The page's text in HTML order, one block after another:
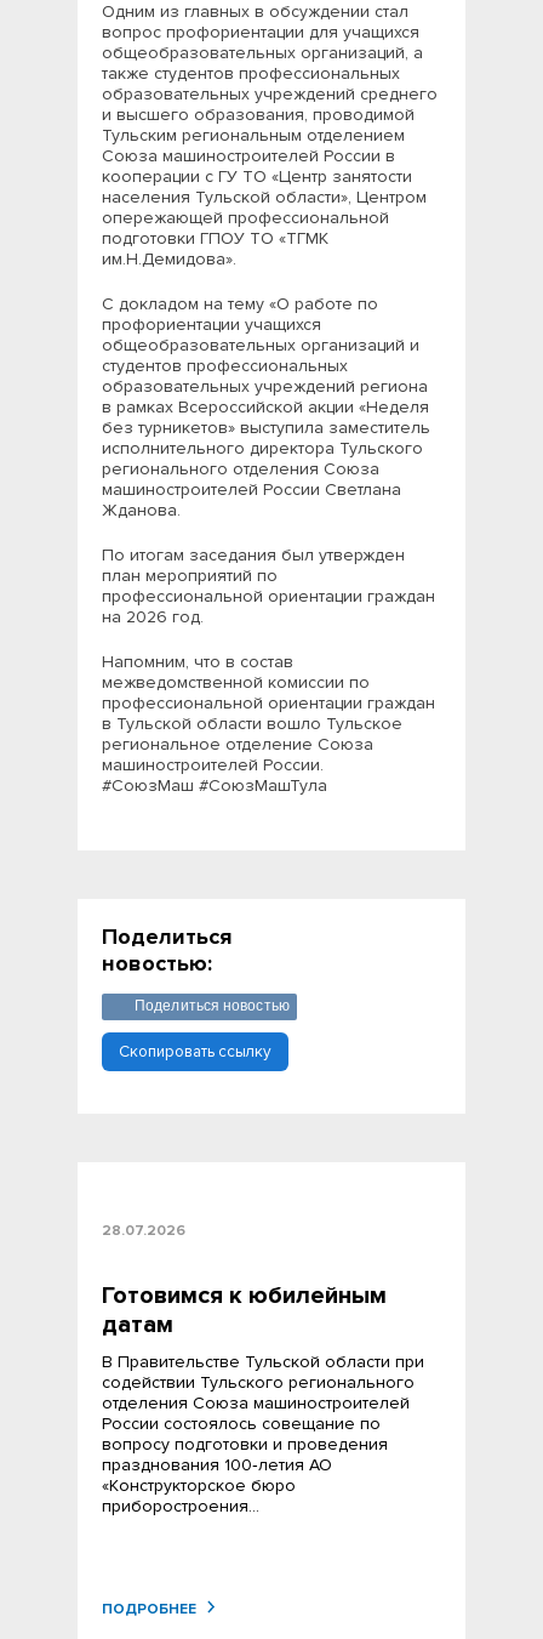
28.07.2026
Готовимся к юбилейным
датам
В Правительстве Тульской области при
содействии Тульского регионального
отделения Союза машиностроителей
России состоялось совещание по
вопросу подготовки и проведения
празднования 100‑летия АО
«Конструкторское бюро
приборостроения…
ПОДРОБНЕЕ
Одним из главных в обсуждении стал
вопрос профориентации для учащихся
общеобразовательных организаций, а
также студентов профессиональных
образовательных учреждений среднего
и высшего образования, проводимой
Тульским региональным отделением
Союза машиностроителей России в
кооперации с ГУ ТО «Центр занятости
населения Тульской области», Центром
опережающей профессиональной
подготовки ГПОУ ТО «ТГМК
им.Н.Демидова».
С докладом на тему «О работе по
профориентации учащихся
общеобразовательных организаций и
студентов профессиональных
образовательных учреждений региона
в рамках Всероссийской акции «Неделя
без турникетов» выступила заместитель
исполнительного директора Тульского
регионального отделения Союза
машиностроителей России Светлана
Жданова.
По итогам заседания был утвержден
план мероприятий по
профессиональной ориентации граждан
на 2026 год.
Напомним, что в состав
межведомственной комиссии по
профессиональной ориентации граждан
в Тульской области вошло Тульское
региональное отделение Союза
машиностроителей России.
#СоюзМаш #СоюзМашТула
Поделиться
новостью:
Поделиться новостью
Скопировать ссылку